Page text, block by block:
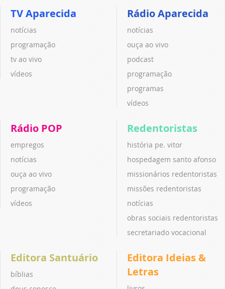
TV Aparecida
notícias
programação
tv ao vivo
vídeos
Rádio Aparecida
notícias
ouça ao vivo
podcast
programação
programas
vídeos
Rádio POP
empregos
notícias
ouça ao vivo
programação
vídeos
Redentoristas
história pe. vitor
hospedagem santo afonso
missionários redentoristas
missões redentoristas
notícias
obras sociais redentoristas
secretariado vocacional
Editora Santuário
bíblias
Editora Ideias &
Letras